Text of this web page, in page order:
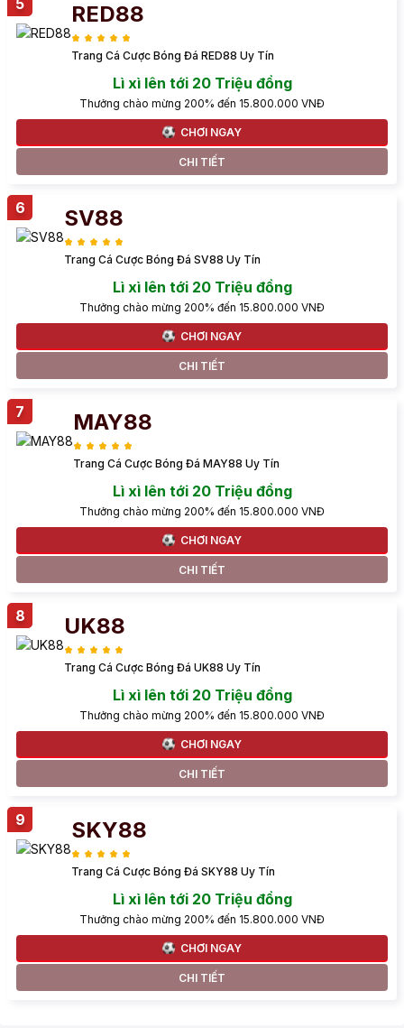
RED88
Trang Cá Cược Bóng Đá RED88 Uy Tín
Lì xì lên tới 20 Triệu đồng
Thưởng chào mừng 200% đến 15.800.000 VNĐ
CHƠI NGAY
CHI TIẾT
SV88
Trang Cá Cược Bóng Đá SV88 Uy Tín
Lì xì lên tới 20 Triệu đồng
Thưởng chào mừng 200% đến 15.800.000 VNĐ
CHƠI NGAY
CHI TIẾT
MAY88
Trang Cá Cược Bóng Đá MAY88 Uy Tín
Lì xì lên tới 20 Triệu đồng
Thưởng chào mừng 200% đến 15.800.000 VNĐ
CHƠI NGAY
CHI TIẾT
UK88
Trang Cá Cược Bóng Đá UK88 Uy Tín
Lì xì lên tới 20 Triệu đồng
Thưởng chào mừng 200% đến 15.800.000 VNĐ
CHƠI NGAY
CHI TIẾT
SKY88
Trang Cá Cược Bóng Đá SKY88 Uy Tín
Lì xì lên tới 20 Triệu đồng
Thưởng chào mừng 200% đến 15.800.000 VNĐ
CHƠI NGAY
CHI TIẾT